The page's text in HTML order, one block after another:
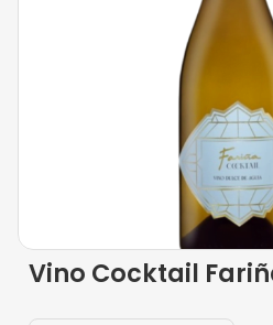
Vino Cocktail